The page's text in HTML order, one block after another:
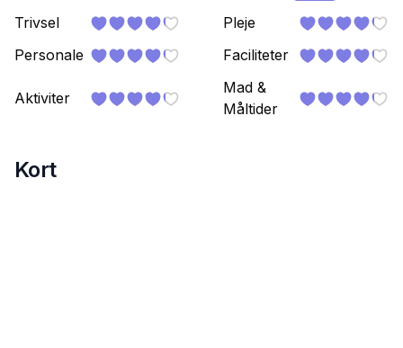
Trivsel
Pleje
Personale
Faciliteter
Aktiviter
Mad &
Måltider
Kort